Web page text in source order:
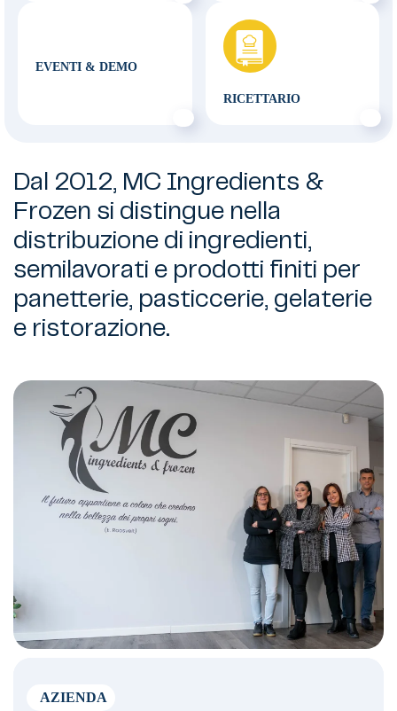
EVENTI & DEMO
RICETTARIO
Dal 2012, MC Ingredients &
Frozen si distingue nella
distribuzione di ingredienti,
semilavorati e prodotti finiti per
panetterie, pasticcerie, gelaterie
e ristorazione.
AZIENDA